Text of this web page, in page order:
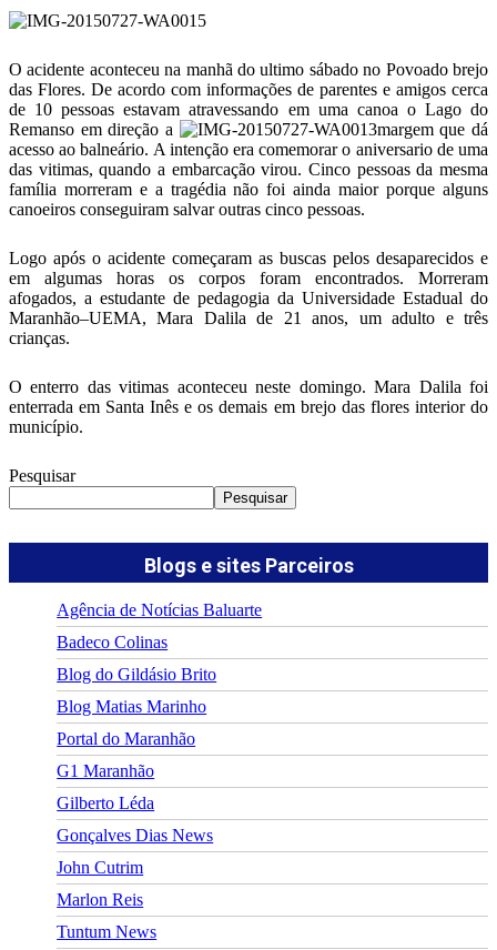
Telegram
O acidente aconteceu na manhã do ultimo sábado no Povoado brejo
das Flores. De acordo com informações de parentes e amigos cerca
de 10 pessoas estavam atravessando em uma canoa o Lago do
Remanso em direção a
margem que dá
acesso ao balneário. A intenção era comemorar o aniversario de uma
das vitimas, quando a embarcação virou. Cinco pessoas da mesma
família morreram e a tragédia não foi ainda maior porque alguns
canoeiros conseguiram salvar outras cinco pessoas.
Logo após o acidente começaram as buscas pelos desaparecidos e
em algumas horas os corpos foram encontrados. Morreram
afogados, a estudante de pedagogia da Universidade Estadual do
Maranhão–UEMA, Mara Dalila de 21 anos, um adulto e três
crianças.
O enterro das vitimas aconteceu neste domingo. Mara Dalila foi
enterrada em Santa Inês e os demais em brejo das flores interior do
município.
Pesquisar
Pesquisar
Blogs e sites Parceiros
Agência de Notícias Baluarte
Badeco Colinas
Blog do Gildásio Brito
Blog Matias Marinho
Portal do Maranhão
G1 Maranhão
Gilberto Léda
Gonçalves Dias News
John Cutrim
Marlon Reis
Tuntum News